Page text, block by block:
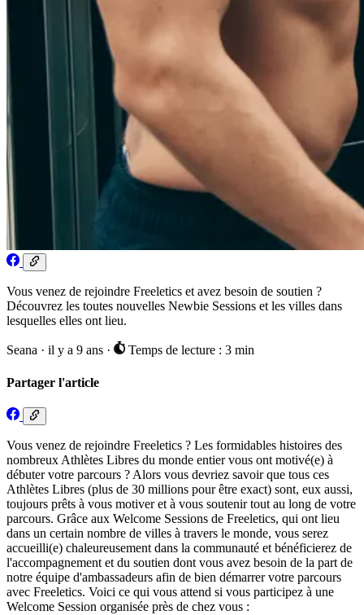
Vous venez de rejoindre Freeletics et avez besoin de soutien ?
Découvrez les toutes nouvelles Newbie Sessions et les villes dans
lesquelles elles ont lieu.
Seana · il y a 9 ans · Temps de lecture : 3 min
Partager l'article
Vous venez de rejoindre Freeletics ? Les formidables histoires des
nombreux Athlètes Libres du monde entier vous ont motivé(e) à
débuter votre parcours ? Alors vous devriez savoir que tous ces
Athlètes Libres (plus de 30 millions pour être exact) sont, eux aussi,
toujours prêts à vous motiver et à vous soutenir tout au long de votre
parcours. Grâce aux Welcome Sessions de Freeletics, qui ont lieu
dans un certain nombre de villes à travers le monde, vous serez
accueilli(e) chaleureusement dans la communauté et bénéficierez de
l'accompagnement et du soutien dont vous avez besoin de la part de
notre équipe d'ambassadeurs afin de bien démarrer votre parcours
avec Freeletics. Voici ce qui vous attend si vous participez à une
Welcome Session organisée près de chez vous :